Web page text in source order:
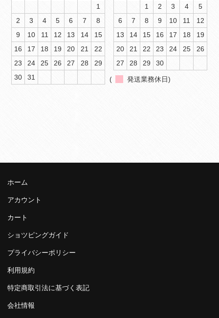
1
2
3 4 5 6 7
8
9
10 11 12 13 14
15
16
17 18 19 20 21
22
23
24 25 26 27 28
29
30
31
1
2 3 4
5
6
7 8 9 10 11
12
13
14 15 16 17 18
19
20
21 22 23 24 25
26
27
28 29 30
( 発送業務休日)
ホーム
アカウント
カート
ショツピングガイド
プライバシーポリシー
利用規約
特定商取引法に基づく表記
会社情報